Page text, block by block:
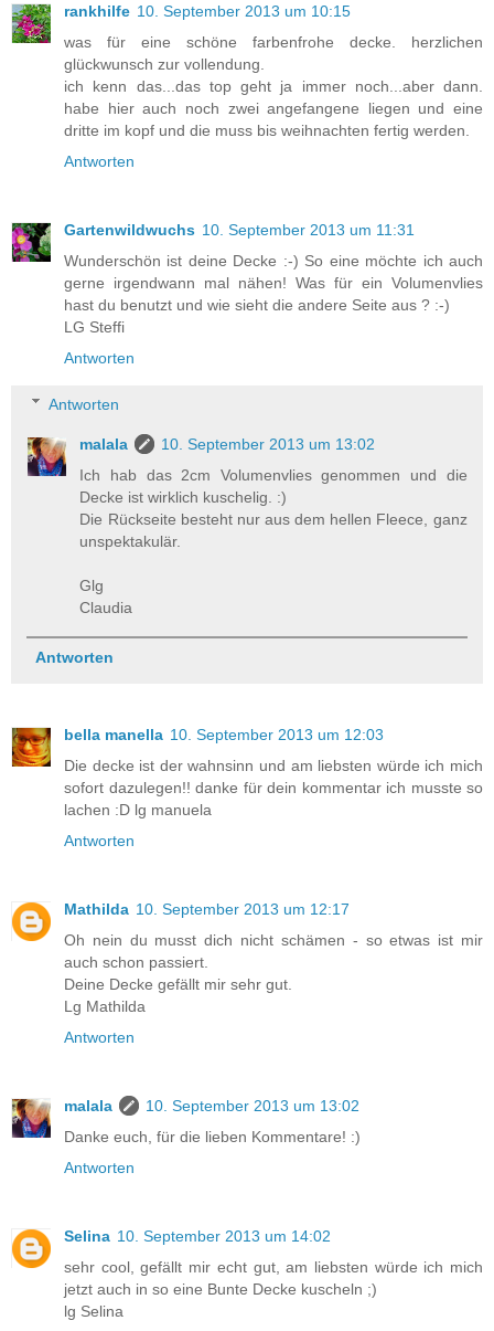
rankhilfe 10. September 2013 um 10:15
was für eine schöne farbenfrohe decke. herzlichen
glückwunsch zur vollendung.
ich kenn das...das top geht ja immer noch...aber dann.
habe hier auch noch zwei angefangene liegen und eine
dritte im kopf und die muss bis weihnachten fertig werden.
Antworten
Gartenwildwuchs 10. September 2013 um 11:31
Wunderschön ist deine Decke :-) So eine möchte ich auch
gerne irgendwann mal nähen! Was für ein Volumenvlies
hast du benutzt und wie sieht die andere Seite aus ? :-)
LG Steffi
Antworten
Antworten
malala
10. September 2013 um 13:02
Ich hab das 2cm Volumenvlies genommen und die
Decke ist wirklich kuschelig. :)
Die Rückseite besteht nur aus dem hellen Fleece, ganz
unspektakulär.
Glg
Claudia
Antworten
bella manella 10. September 2013 um 12:03
Die decke ist der wahnsinn und am liebsten würde ich mich
sofort dazulegen!! danke für dein kommentar ich musste so
lachen :D lg manuela
Antworten
Mathilda 10. September 2013 um 12:17
Oh nein du musst dich nicht schämen - so etwas ist mir
auch schon passiert.
Deine Decke gefällt mir sehr gut.
Lg Mathilda
Antworten
malala
10. September 2013 um 13:02
Danke euch, für die lieben Kommentare! :)
Antworten
Selina 10. September 2013 um 14:02
sehr cool, gefällt mir echt gut, am liebsten würde ich mich
jetzt auch in so eine Bunte Decke kuscheln ;)
lg Selina